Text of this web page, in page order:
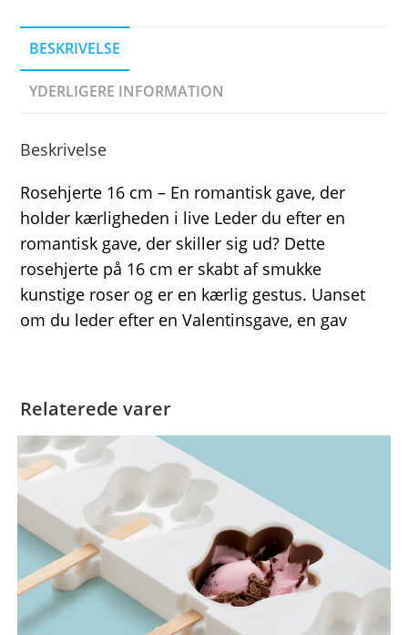
BESKRIVELSE
YDERLIGERE INFORMATION
Beskrivelse
Rosehjerte 16 cm – En romantisk gave, der
holder kærligheden i live Leder du efter en
romantisk gave, der skiller sig ud? Dette
rosehjerte på 16 cm er skabt af smukke
kunstige roser og er en kærlig gestus. Uanset
om du leder efter en Valentinsgave, en gav
Relaterede varer